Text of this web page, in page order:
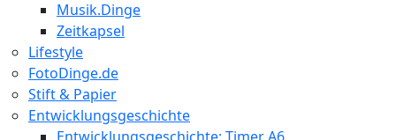
Musik.Dinge
Zeitkapsel
Lifestyle
FotoDinge.de
Stift & Papier
Entwicklungsgeschichte